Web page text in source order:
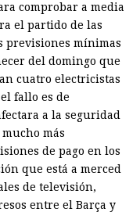
comprobar a media
el partido de las
previsiones mínimas
del domingo que
cuatro electricistas
fallo es de
a la seguridad
más
de pago en los
que está a merced
de televisión,
entre el Barça y